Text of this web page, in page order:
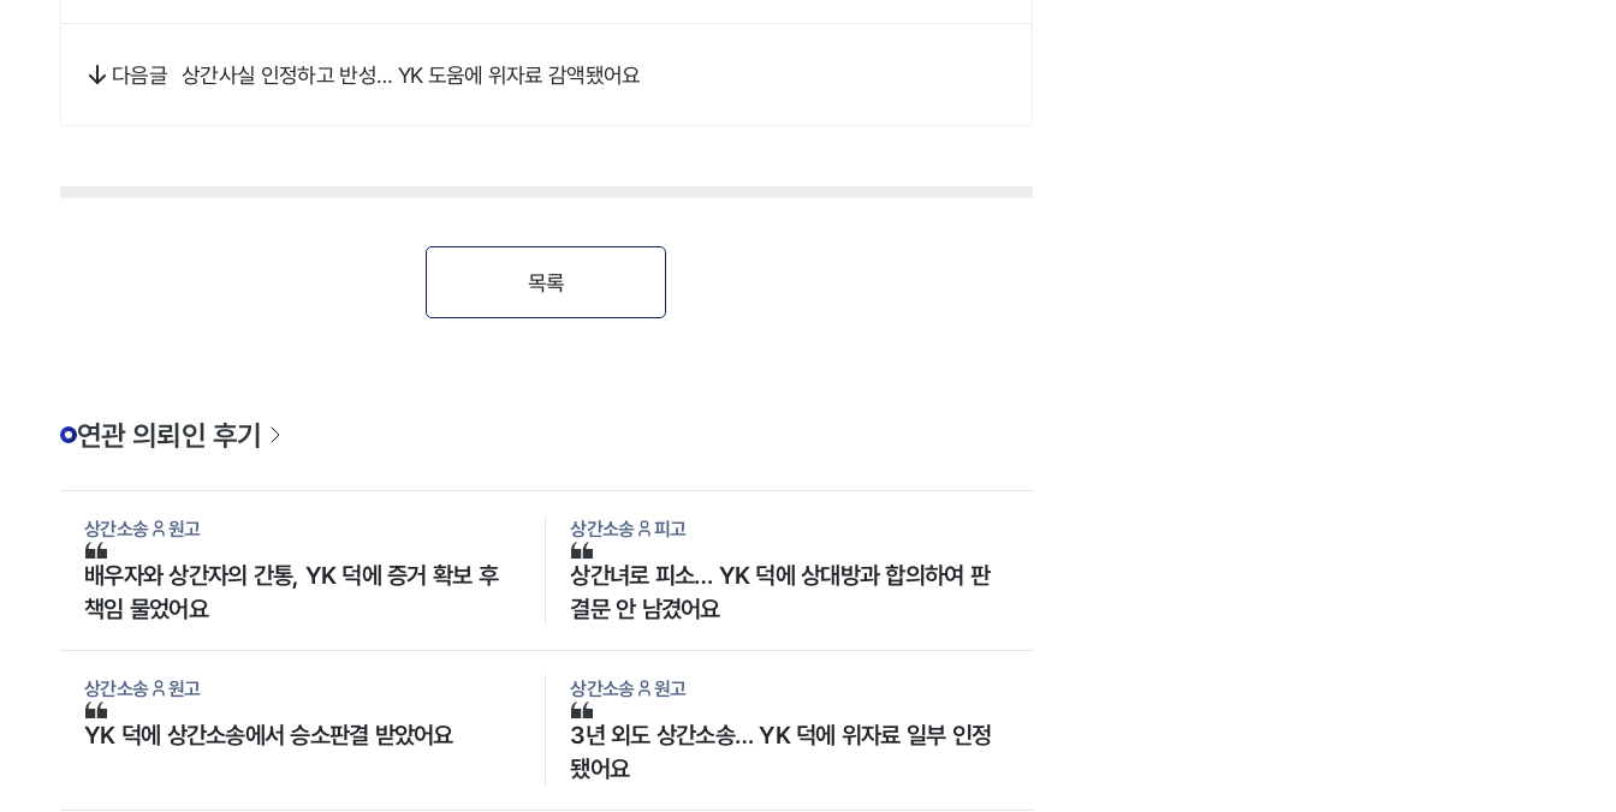
다음글 상간사실 인정하고 반성… YK 도움에 위자료 감액됐어요
목록
연관 의뢰인 후기
상간소송 원고
배우자와 상간자의 간통, YK 덕에 증거 확보 후
책임 물었어요
상간소송 피고
상간녀로 피소… YK 덕에 상대방과 합의하여 판
결문 안 남겼어요
상간소송 원고
YK 덕에 상간소송에서 승소판결 받았어요
상간소송 원고
3년 외도 상간소송… YK 덕에 위자료 일부 인정
됐어요